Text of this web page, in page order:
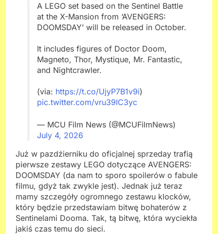
A LEGO set based on the Sentinel Battle
at the X-Mansion from ‘AVENGERS:
DOOMSDAY’ will be released in October.
It includes figures of Doctor Doom,
Magneto, Thor, Mystique, Mr. Fantastic,
and Nightcrawler.
(via: https://t.co/UjyP7B1v9i)
pic.twitter.com/vru39IC3yc
— MCU Film News (@MCUFilmNews)
July 4, 2026
Już w pazdźierniku do oficjalnej sprzeday trafią
pierwsze zestawy LEGO dotyczące AVENGERS:
DOOMSDAY (da nam to sporo spoilerów o fabule
filmu, gdyż tak zwykle jest). Jednak już teraz
mamy szczegóły ogromnego zestawu klocków,
który będzie przedstawiam bitwę bohaterów z
Sentinelami Dooma. Tak, tą bitwę, która wyciekła
jakiś czas temu do sieci.